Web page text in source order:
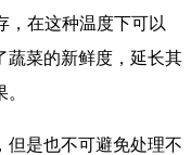
，在这种温度下可以
蔬菜的新鲜度，延长其
但是也不可避免处理不